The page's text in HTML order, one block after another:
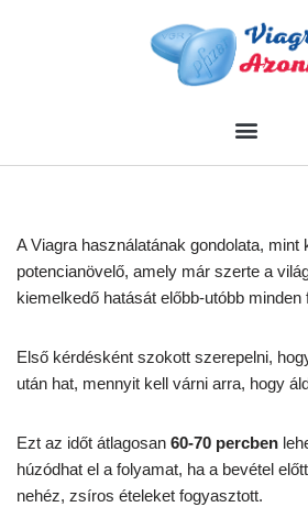
A Viagra használatának gondolata, mint
potencianövelő, amely már szerte a
kiemelkedő hatását előbb-utóbb minden
Első kérdésként szokott szerepelni,
után hat, mennyit kell várni arra, hogy
Ezt az időt átlagosan 60-70 percben
húzódhat el a folyamat, ha a bevétel
nehéz, zsíros ételeket fogyasztott.